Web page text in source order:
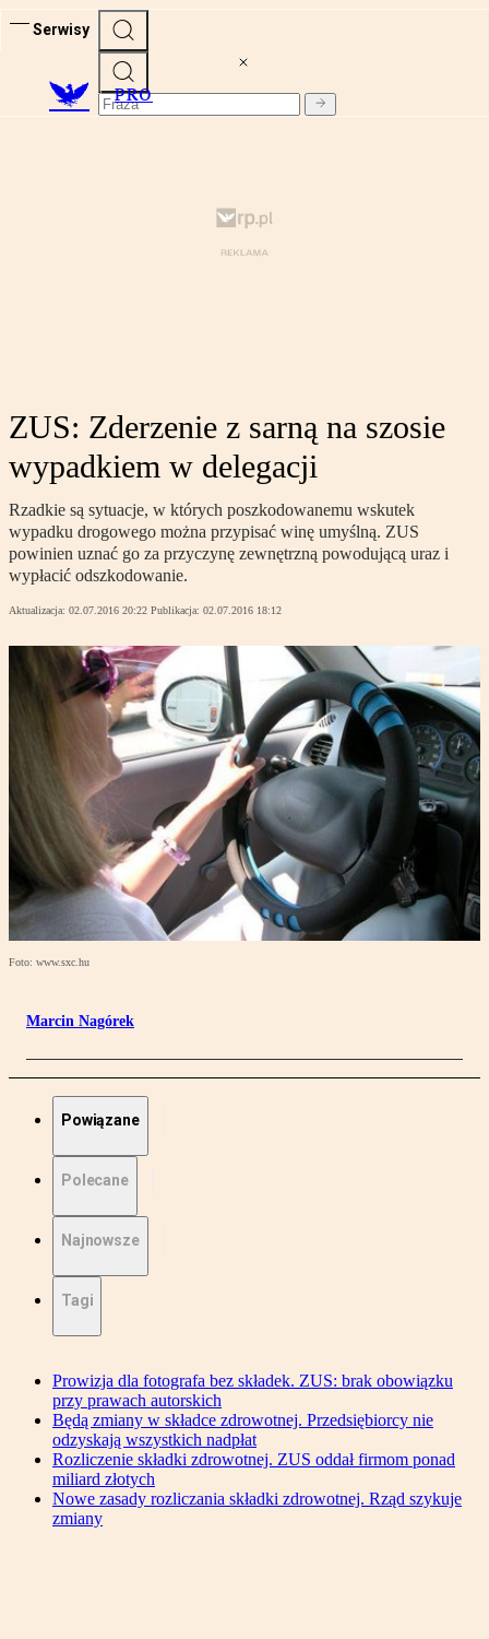
Serwisy
PRO
ZUS: Zderzenie z sarną na szosie
wypadkiem w delegacji
Rzadkie są sytuacje, w których poszkodowanemu wskutek
wypadku drogowego można przypisać winę umyślną. ZUS
powinien uznać go za przyczynę zewnętrzną powodującą uraz i
wypłacić odszkodowanie.
Aktualizacja: 02.07.2016 20:22 Publikacja: 02.07.2016 18:12
Foto: www.sxc.hu
Marcin Nagórek
Powiązane
Polecane
Najnowsze
Tagi
Prowizja dla fotografa bez składek. ZUS: brak obowiązku
przy prawach autorskich
Będą zmiany w składce zdrowotnej. Przedsiębiorcy nie
odzyskają wszystkich nadpłat
Rozliczenie składki zdrowotnej. ZUS oddał firmom ponad
miliard złotych
Nowe zasady rozliczania składki zdrowotnej. Rząd szykuje
zmiany